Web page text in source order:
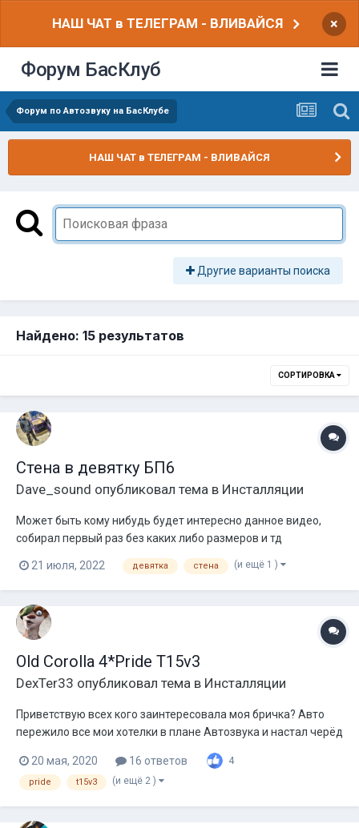
НАШ ЧАТ в ТЕЛЕГРАМ - ВЛИВАЙСЯ ×
Форум БасКлуб
Форум по Автозвуку на БасКлубе
НАШ ЧАТ в ТЕЛЕГРАМ - ВЛИВАЙСЯ
Другие варианты поиска
Найдено: 15 результатов
СОРТИРОВКА
Стена в девятку БП6
Dave_sound опубликовал тема в Инсталляции
Может быть кому нибудь будет интересно данное видео,
собирал первый раз без каких либо размеров и тд
21 июля, 2022 девятка стена (и ещё 1 )
Old Corolla 4*Pride T15v3
DexTer33 опубликовал тема в Инсталляции
Приветствую всех кого заинтересовала моя бричка? Авто
пережило все мои хотелки в плане Автозвука и настал черёд
стены, ну чтоб окончательно добить ее) По системе пока все
будет так: Питание: Wps 253, две секции 40а титаната
Проводка: кг50 плюс и минус, и неизвестный провод...
20 мая, 2020 16 ответов 4
pride t15v3 (и ещё 2 )